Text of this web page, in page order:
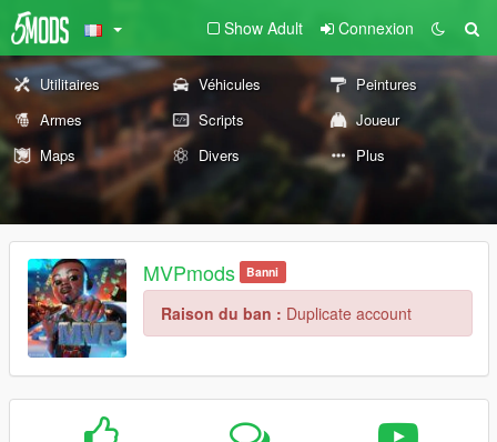
Show Adult Connexion
Utilitaires Véhicules
Peintures
Armes
Scripts
Joueur
Maps
Divers Plus
MVPmods Banni
Raison du ban : Duplicate account